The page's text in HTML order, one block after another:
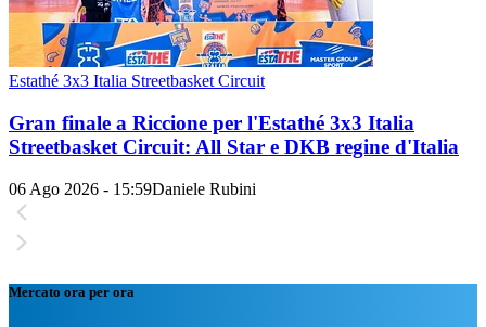
Estathé 3x3 Italia Streetbasket Circuit
Gran finale a Riccione per l'Estathé 3x3 Italia
Streetbasket Circuit: All Star e DKB regine d'Italia
06 Ago 2026 - 15:59Daniele Rubini
Mercato ora per ora